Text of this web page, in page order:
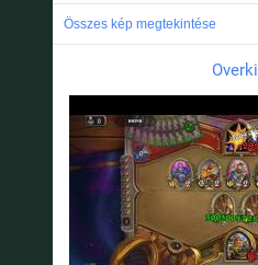
Összes kép megtekintése
Overkill